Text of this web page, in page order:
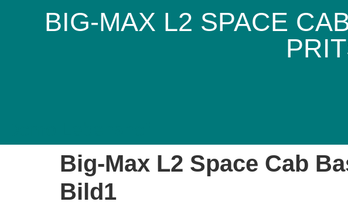
BIG-MAX L2 SPACE
Big-Max L2 Space Cab
Bild1